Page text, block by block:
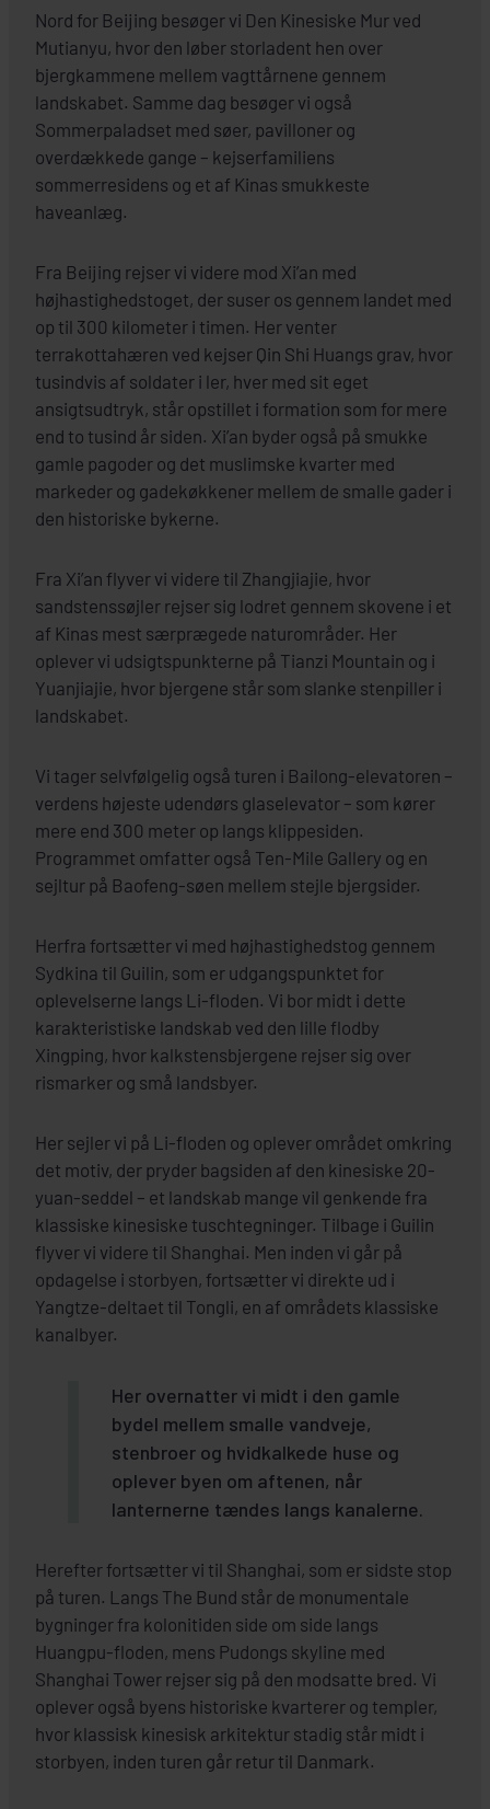
Nord for Beijing besøger vi Den Kinesiske Mur ved
Mutianyu, hvor den løber storladent hen over
bjergkammene mellem vagttårnene gennem
landskabet. Samme dag besøger vi også
Sommerpaladset med søer, pavilloner og
overdækkede gange – kejserfamiliens
sommerresidens og et af Kinas smukkeste
haveanlæg.
Fra Beijing rejser vi videre mod Xi’an med
højhastighedstoget, der suser os gennem landet med
op til 300 kilometer i timen. Her venter
terrakottahæren ved kejser Qin Shi Huangs grav, hvor
tusindvis af soldater i ler, hver med sit eget
ansigtsudtryk, står opstillet i formation som for mere
end to tusind år siden. Xi’an byder også på smukke
gamle pagoder og det muslimske kvarter med
markeder og gadekøkkener mellem de smalle gader i
den historiske bykerne.
Fra Xi’an flyver vi videre til Zhangjiajie, hvor
sandstenssøjler rejser sig lodret gennem skovene i et
af Kinas mest særprægede naturområder. Her
oplever vi udsigtspunkterne på Tianzi Mountain og i
Yuanjiajie, hvor bjergene står som slanke stenpiller i
landskabet.
Vi tager selvfølgelig også turen i Bailong-elevatoren –
verdens højeste udendørs glaselevator – som kører
mere end 300 meter op langs klippesiden.
Programmet omfatter også Ten-Mile Gallery og en
sejltur på Baofeng-søen mellem stejle bjergsider.
Herfra fortsætter vi med højhastighedstog gennem
Sydkina til Guilin, som er udgangspunktet for
oplevelserne langs Li-floden. Vi bor midt i dette
karakteristiske landskab ved den lille flodby
Xingping, hvor kalkstensbjergene rejser sig over
rismarker og små landsbyer.
Her sejler vi på Li-floden og oplever området omkring
det motiv, der pryder bagsiden af den kinesiske 20-
yuan-seddel – et landskab mange vil genkende fra
klassiske kinesiske tuschtegninger. Tilbage i Guilin
flyver vi videre til Shanghai. Men inden vi går på
opdagelse i storbyen, fortsætter vi direkte ud i
Yangtze-deltaet til Tongli, en af områdets klassiske
kanalbyer.
Her overnatter vi midt i den gamle
bydel mellem smalle vandveje,
stenbroer og hvidkalkede huse og
oplever byen om aftenen, når
lanternerne tændes langs kanalerne.
Herefter fortsætter vi til Shanghai, som er sidste stop
på turen. Langs The Bund står de monumentale
bygninger fra kolonitiden side om side langs
Huangpu-floden, mens Pudongs skyline med
Shanghai Tower rejser sig på den modsatte bred. Vi
oplever også byens historiske kvarterer og templer,
hvor klassisk kinesisk arkitektur stadig står midt i
storbyen, inden turen går retur til Danmark.